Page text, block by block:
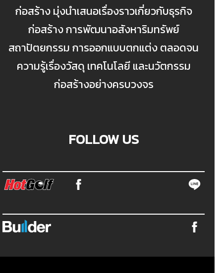
ก่อสร้าง มุ่งนำเสนอเรื่องราวเกี่ยวกับธุรกิจ
ก่อสร้าง การพัฒนาอสังหาริมทรัพย์
สถาปัตยกรรม การออกแบบตกแต่ง ตลอดจน
ความรู้เรื่องวัสดุ เทคโนโลยี และนวัตกรรม
ก่อสร้างอย่างครบวงจร
FOLLOW US